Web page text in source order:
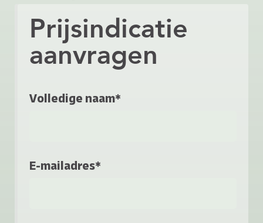
Prijsindicatie
aanvragen
Volledige naam*
E-mailadres*